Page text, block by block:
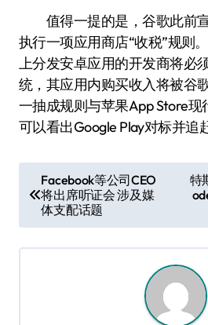
值得一提的是，谷歌此前
执行一项应用商店“收税”规则
上分发安卓应用的开发商将必
统，其应用内购买收入将被谷
一抽成规则与苹果App Store
可以看出Google Play对标并追
章
导
航
Facebook等公司CEO
将出席听证会 涉及媒
体支配话题
特